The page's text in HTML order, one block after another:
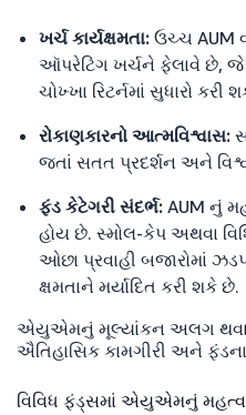
ખર્ચ કાર્યક્ષમતા: ઉચ્ચ AUM
ઑપરેટિંગ ખર્ચને ફેલાવે છે, જે
ચોખ્ખા રિટર્નમાં સુધારો કરી
રોકાણકારનો આત્મવિશ્વાસ:
જતાં સતત પ્રદર્શન અને
ફંડ કેટેગરી સંદર્ભ: AUM નું
હોય છે. સ્મોલ-કેપ અથવા
ઓછા પ્રવાહી બજારોમાં
ક્ષમતાને મર્યાદિત કરી શકે છે.
એયુએમનું મૂલ્યાંકન અલગ
ઐતિહાસિક કામગીરી અને
વિવિધ ફંડ્સમાં એયુએમનું મહત્વ